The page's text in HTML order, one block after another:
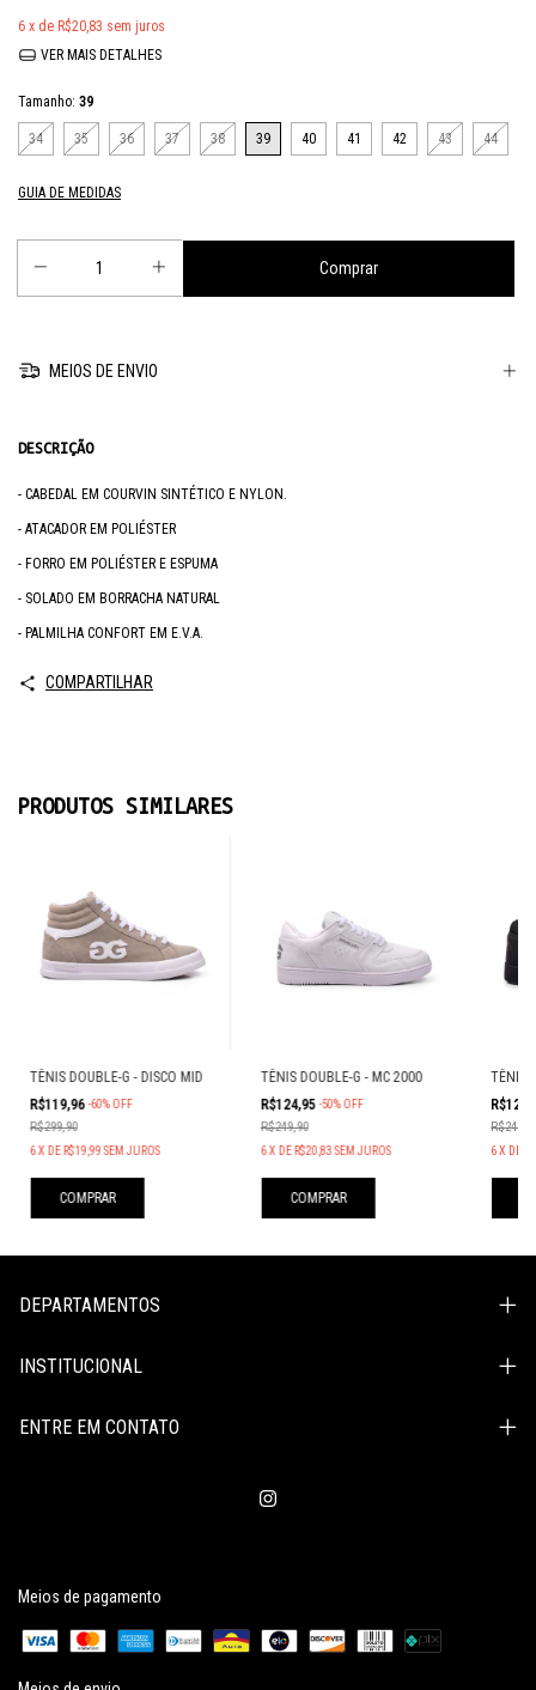
6 x de R$20,83 sem juros
VER MAIS DETALHES
Tamanho: 39
34 35 36 37 38 39 40 41 42 43 44
GUIA DE MEDIDAS
MEIOS DE ENVIO
DESCRIÇÃO
- CABEDAL EM COURVIN SINTÉTICO E NYLON.
- ATACADOR EM POLIÉSTER
- FORRO EM POLIÉSTER E ESPUMA
- SOLADO EM BORRACHA NATURAL
- PALMILHA CONFORT EM E.V.A.
COMPARTILHAR
PRODUTOS SIMILARES
TÊNIS DOUBLE-G - DISCO MID
R$119,96-60%OFF
R$299,90
6X DE R$19,99 SEM JUROS
COMPRAR
TÊNIS DOUBLE-G - MC 2000
R$124,95-50%OFF
R$249,90
6X DE R$20,83 SEM JUROS
COMPRAR
TÊNIS
6X DE
DEPARTAMENTOS
INSTITUCIONAL
ENTRE EM CONTATO
Meios de pagamento